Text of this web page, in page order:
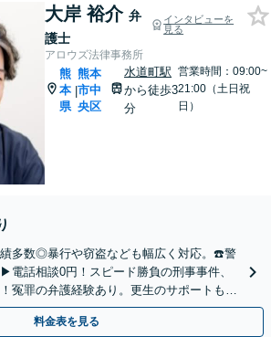
大岸 裕介 弁
護士
インタビューを
見る
アロウズ法律事務所
熊
本
県
|
熊本
市中
央区
水道町駅
から徒歩3
分
営業時間：09:00~
21:00（土日祝
日）
多数◎暴行や窃盗なども幅広く対応。☎️警
電話相談0円！スピード勝負の刑事事件、
冤罪の弁護経験あり。更生のサポートもお
件以上】【土日祝対応】
料金表を見る